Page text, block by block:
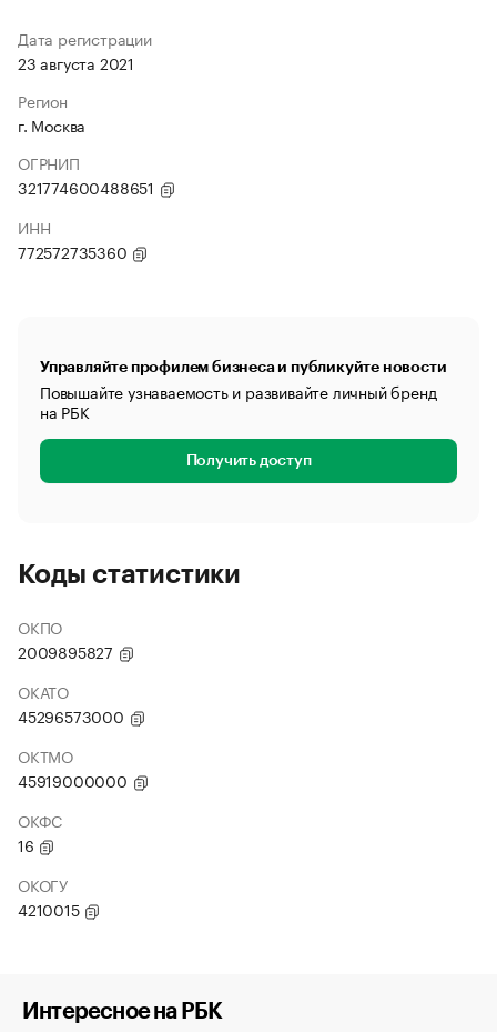
Дата регистрации
23 августа 2021
Регион
г. Москва
ОГРНИП
321774600488651
ИНН
772572735360
Управляйте профилем бизнеса и публикуйте новости
Повышайте узнаваемость и развивайте личный бренд
на РБК
Получить доступ
Коды статистики
ОКПО
2009895827
ОКАТО
45296573000
ОКТМО
45919000000
ОКФС
16
ОКОГУ
4210015
Интересное на РБК